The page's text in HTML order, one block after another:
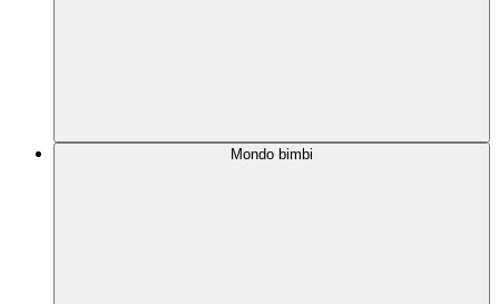
Mondo bimbi